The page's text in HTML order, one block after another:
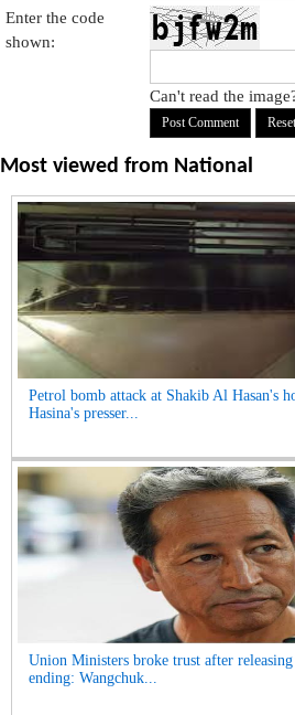
Enter the code
shown:
Can't read the
Most viewed from National
Petrol bomb attack at Shakib Al Hasan's
Hasina's presser...
Union Ministers broke trust after
ending: Wangchuk...